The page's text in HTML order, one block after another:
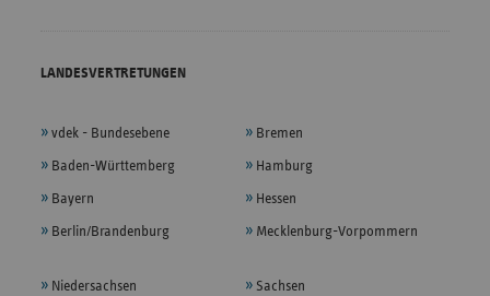
LANDESVERTRETUNGEN
vdek - Bundesebene
Baden-Württemberg
Bayern
Berlin/Brandenburg
Bremen
Hamburg
Hessen
Mecklenburg-Vorpommern
Niedersachsen Sachsen